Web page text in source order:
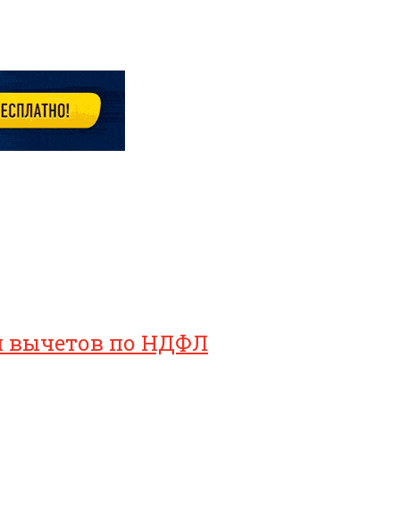
вычетов по НДФЛ